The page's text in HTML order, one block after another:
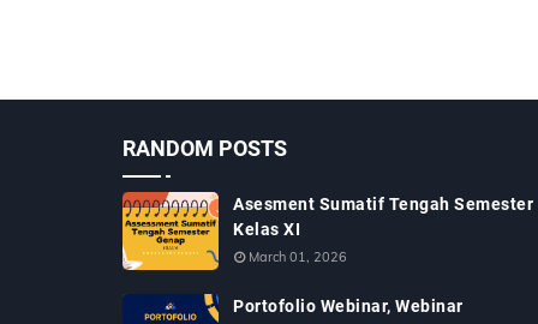
RANDOM POSTS
Asesment Sumatif Tengah Semester
Kelas XI
March 01, 2026
Portofolio Webinar, Webinar